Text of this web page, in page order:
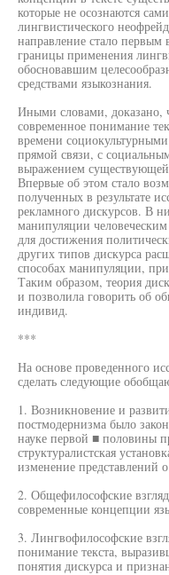
которые не осознаются
лингвистического
направление стало
границы применения
обосновавшим
средствами языкознания.
Иными словами,
современное понимание
времени
прямой связи, с
выражением существующей
Впервые об этом стало
полученных в результате
рекламного дискурсов. В
манипуляции
для достижения
других типов дискурса
способах манипуляции,
Таким образом, теория
и позволила говорить об
индивид.
***
На основе проведенного
сделать следующие
1. Возникновение и
постмодернизма было
науке первой ■ половины
структуралистская
изменение представлений
2. Общефилософские
современные концепции
3. Лингвофилософские
понимание текста,
понятия дискурса и